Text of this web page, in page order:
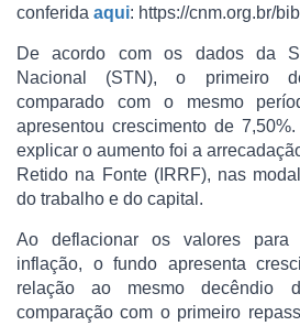
conferida aqui: https://cnm.org.br/
De acordo com os dados da
Nacional (STN), o primeiro
comparado com o mesmo
apresentou crescimento de
explicar o aumento foi a
Retido na Fonte (IRRF), nas
do trabalho e do capital.
Ao deflacionar os valores
inflação, o fundo apresenta
relação ao mesmo decêndio
comparação com o primeiro